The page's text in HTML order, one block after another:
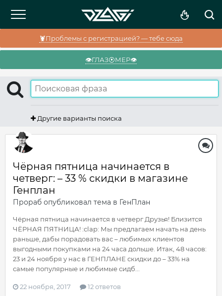
🦞Проблемы с регистрацией? — тебе сюда
👁️ГЛАЗ⦿МЕР👁️
Другие варианты поиска
Чёрная пятница начинается в
четверг: – 33 % скидки в магазине
Генплан
Прораб опубликовал тема в ГенПлан
Чёрная пятница начинается в четверг Друзья! Близится
ЧЁРНАЯ ПЯТНИЦА! :clap: Мы предлагаем начать на день
раньше, дабы порадовать вас – любимых клиентов
выгодными покупками на 24 часа дольше. Итак, 48 часов:
23 и 24 ноября у нас в ГЕНПЛАНЕ скидки до – 33% на
самые популярные и любимые сидб...
22 ноября, 2017 12 ответов